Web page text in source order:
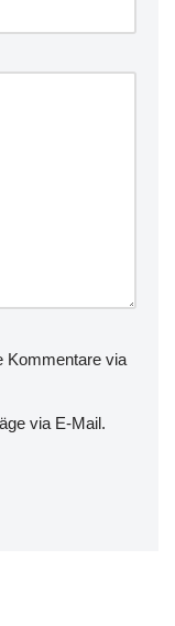
Kommentare via
via E-Mail.